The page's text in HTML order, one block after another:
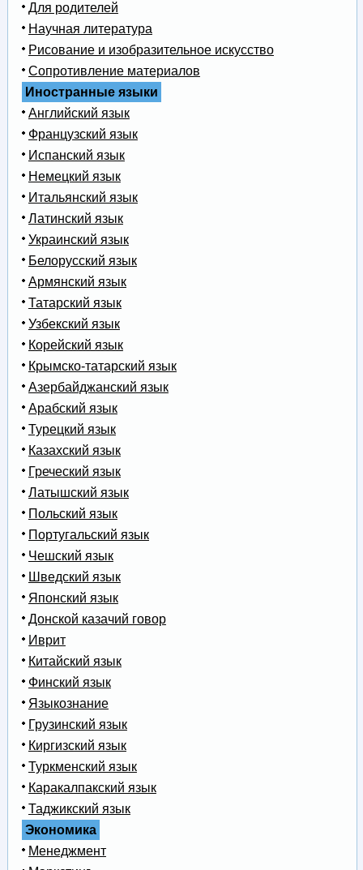
Для родителей
Научная литература
Рисование и изобразительное искусство
Сопротивление материалов
Иностранные языки
Английский язык
Французский язык
Испанский язык
Немецкий язык
Итальянский язык
Латинский язык
Украинский язык
Белорусский язык
Армянский язык
Татарский язык
Узбекский язык
Корейский язык
Крымско-татарский язык
Азербайджанский язык
Арабский язык
Турецкий язык
Казахский язык
Греческий язык
Латышский язык
Польский язык
Португальский язык
Чешский язык
Шведский язык
Японский язык
Донской казачий говор
Иврит
Китайский язык
Финский язык
Языкознание
Грузинский язык
Киргизский язык
Туркменский язык
Каракалпакский язык
Таджикский язык
Экономика
Менеджмент